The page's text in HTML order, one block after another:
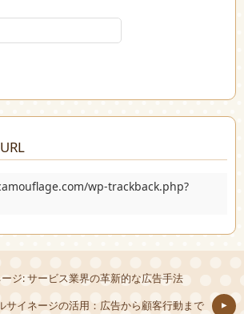
wp-trackback.php?
ジ: サービス業界の革新的な広告手法
サイネージの活用：広告から顧客行動まで